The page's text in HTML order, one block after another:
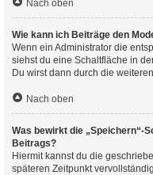
Nach oben
Wie kann ich Beiträge den
Wenn ein Administrator die
siehst du eine Schaltfläche in
Du wirst dann durch die
Nach oben
Was bewirkt die „Speichern“-
Beitrags?
Hiermit kannst du die
späteren Zeitpunkt